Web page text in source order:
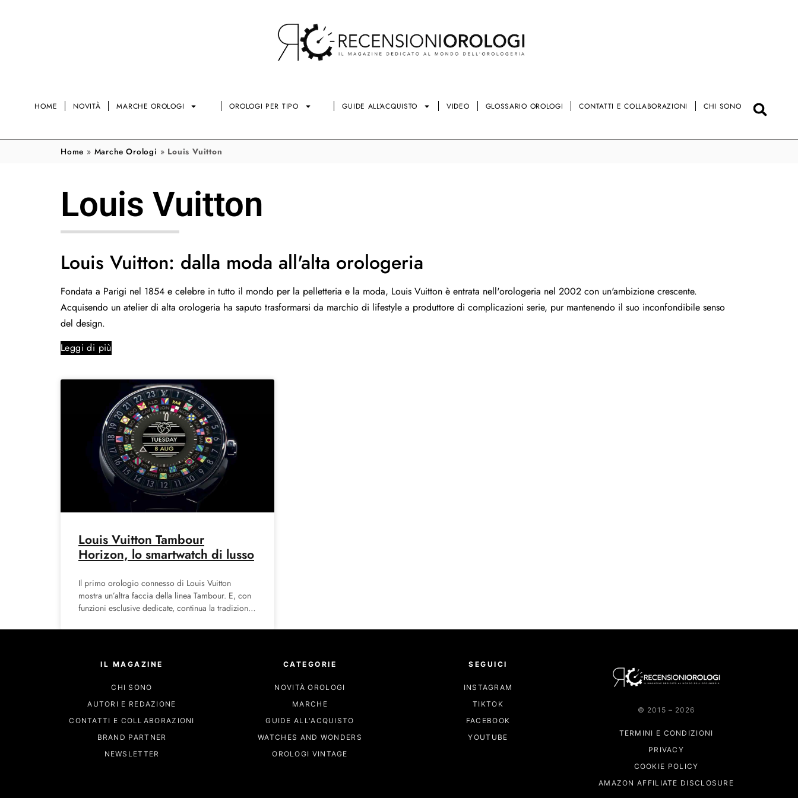
HOME NOVITÀ MARCHE OROLOGI OROLOGI PER TIPO GUIDE ALL’ACQUISTO VIDEO GLOSSARIO OROLOGI CONTATTI E COLLABORAZIONI CHI SONO
Home » Marche Orologi » Louis Vuitton
Louis Vuitton
Louis Vuitton: dalla moda all'alta orologeria
Fondata a Parigi nel 1854 e celebre in tutto il mondo per la pelletteria e la moda, Louis Vuitton è entrata nell'orologeria nel 2002 con un'ambizione crescente.
Acquisendo un atelier di alta orologeria ha saputo trasformarsi da marchio di lifestyle a produttore di complicazioni serie, pur mantenendo il suo inconfondibile senso
del design.
Leggi di più
Louis Vuitton Tambour
Horizon, lo smartwatch di lusso
Il primo orologio connesso di Louis Vuitton
mostra un’altra faccia della linea Tambour. E, con
funzioni esclusive dedicate, continua la tradizione
IL MAGAZINE
CHI SONO
AUTORI E REDAZIONE
CONTATTI E COLLABORAZIONI
BRAND PARTNER
NEWSLETTER
CATEGORIE
NOVITÀ OROLOGI
MARCHE
GUIDE ALL'ACQUISTO
WATCHES AND WONDERS
OROLOGI VINTAGE
SEGUICI
INSTAGRAM
TIKTOK
FACEBOOK
YOUTUBE
© 2015 – 2026
TERMINI E CONDIZIONI
PRIVACY
COOKIE POLICY
AMAZON AFFILIATE DISCLOSURE